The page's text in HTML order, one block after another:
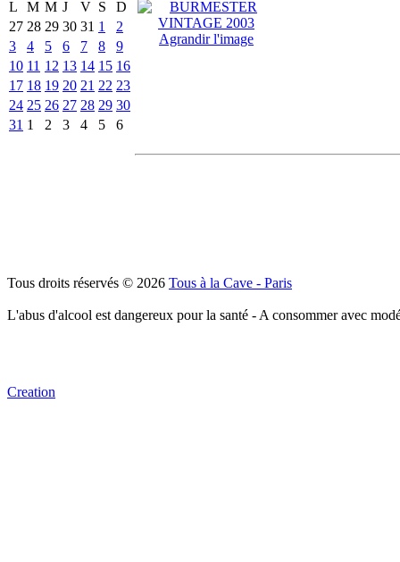
L
M M J V S
D
27 28 29 30 31 1
2
3
4 5 6 7 8
9
10 11 12 13 14 15 16
17 18 19 20 21 22 23
24 25 26 27 28 29 30
31 1 2 3 4 5 6
Agrandir l'image
Tous droits réservés © 2026 Tous à la Cave - Paris
L'abus d'alcool est dangereux pour la santé - A consommer avec
Creation